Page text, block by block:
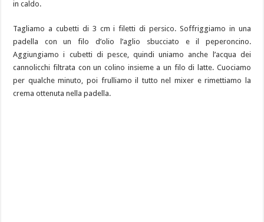
in caldo.
Tagliamo a cubetti di 3 cm i filetti di persico. Soffriggiamo in una
padella con un filo d’olio l’aglio sbucciato e il peperoncino.
Aggiungiamo i cubetti di pesce, quindi uniamo anche l’acqua dei
cannolicchi filtrata con un colino insieme a un filo di latte. Cuociamo
per qualche minuto, poi frulliamo il tutto nel mixer e rimettiamo la
crema ottenuta nella padella.